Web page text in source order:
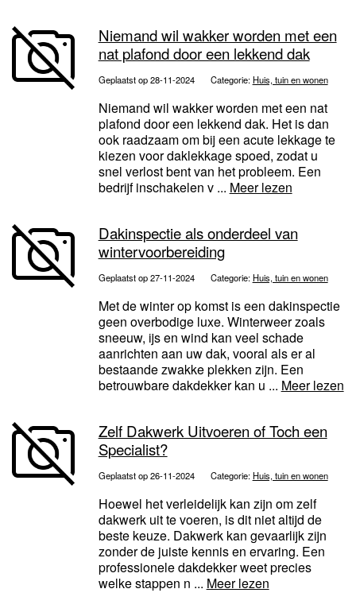
Niemand wil wakker worden met een
nat plafond door een lekkend dak
Geplaatst op 28-11-2024 Categorie: Huis, tuin en wonen
Niemand wil wakker worden met een nat
plafond door een lekkend dak. Het is dan
ook raadzaam om bij een acute lekkage te
kiezen voor daklekkage spoed, zodat u
snel verlost bent van het probleem. Een
bedrijf inschakelen v ... Meer lezen
Dakinspectie als onderdeel van
wintervoorbereiding
Geplaatst op 27-11-2024 Categorie: Huis, tuin en wonen
Met de winter op komst is een dakinspectie
geen overbodige luxe. Winterweer zoals
sneeuw, ijs en wind kan veel schade
aanrichten aan uw dak, vooral als er al
bestaande zwakke plekken zijn. Een
betrouwbare dakdekker kan u ... Meer lezen
Zelf Dakwerk Uitvoeren of Toch een
Specialist?
Geplaatst op 26-11-2024 Categorie: Huis, tuin en wonen
Hoewel het verleidelijk kan zijn om zelf
dakwerk uit te voeren, is dit niet altijd de
beste keuze. Dakwerk kan gevaarlijk zijn
zonder de juiste kennis en ervaring. Een
professionele dakdekker weet precies
welke stappen n ... Meer lezen